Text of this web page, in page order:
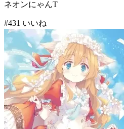
ネオンにゃんT
#431 いいね